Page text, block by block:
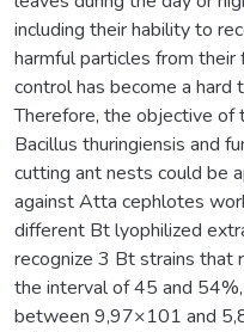
including their hability to
harmful particles from their
control has become a
Therefore, the objective
Bacillus thuringiensis and
cutting ant nests could be
against Atta cephlotes
different Bt lyophilized
recognize 3 Bt strains that
the interval of 45 and
between 9,97×101 and